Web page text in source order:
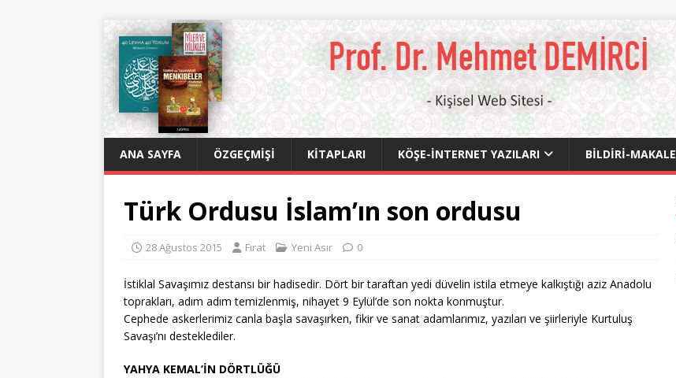
ANA SAYFA ÖZGEÇMIŞI KITAPLARI KÖŞE-İNTERNET YAZILARI BILDIRI-MAKALE
Türk Ordusu İslam’ın son ordusu
28 Ağustos 2015 Fırat Yeni Asır 0
İstiklal Savaşımız destansı bir hadisedir. Dört bir taraftan yedi düvelin istila etmeye kalkıştığı aziz Anadolu
toprakları, adım adım temizlenmiş, nihayet 9 Eylül’de son nokta konmuştur.
Cephede askerlerimiz canla başla savaşırken, fikir ve sanat adamlarımız, yazıları ve şiirleriyle Kurtuluş
Savaşı’nı desteklediler.
YAHYA KEMAL’İN DÖRTLÜĞÜ